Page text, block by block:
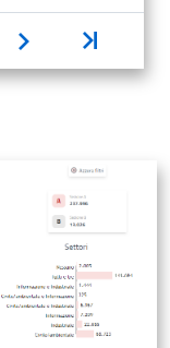
Avanti